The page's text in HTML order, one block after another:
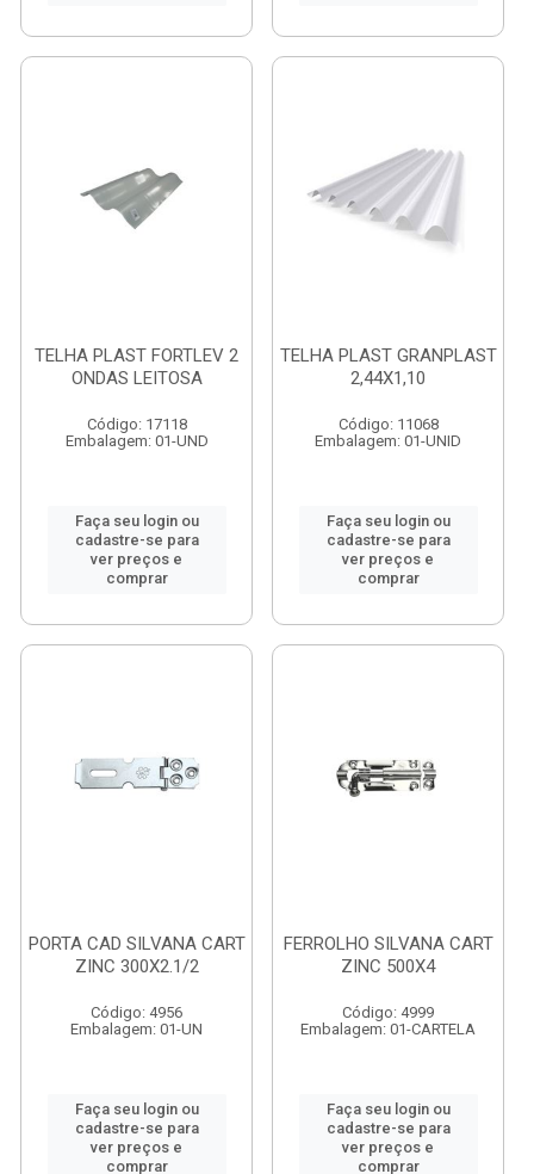
TELHA PLAST FORTLEV 2
ONDAS LEITOSA
Código: 17118
Embalagem: 01-UND
Faça seu login ou
cadastre-se para
ver preços e
comprar
TELHA PLAST GRANPLAST
2,44X1,10
Código: 11068
Embalagem: 01-UNID
Faça seu login ou
cadastre-se para
ver preços e
comprar
PORTA CAD SILVANA CART
ZINC 300X2.1/2
Código: 4956
Embalagem: 01-UN
Faça seu login ou
cadastre-se para
ver preços e
comprar
FERROLHO SILVANA CART
ZINC 500X4
Código: 4999
Embalagem: 01-CARTELA
Faça seu login ou
cadastre-se para
ver preços e
comprar